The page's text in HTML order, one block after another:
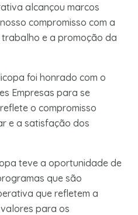
alcançou marcos
compromisso com a
e a promoção da
foi honrado com o
Empresas para se
o compromisso
e a satisfação dos
teve a oportunidade de
que são
que refletem a
para os